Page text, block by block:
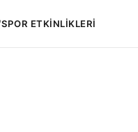
SPOR ETKİNLİKLERİ